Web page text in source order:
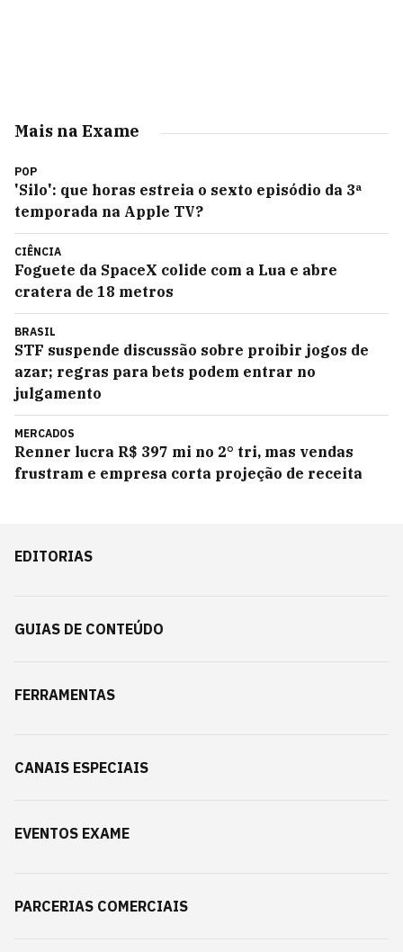
Mais na Exame
POP
'Silo': que horas estreia o sexto episódio da 3ª
temporada na Apple TV?
CIÊNCIA
Foguete da SpaceX colide com a Lua e abre
cratera de 18 metros
BRASIL
STF suspende discussão sobre proibir jogos de
azar; regras para bets podem entrar no
julgamento
MERCADOS
Renner lucra R$ 397 mi no 2° tri, mas vendas
frustram e empresa corta projeção de receita
EDITORIAS
GUIAS DE CONTEÚDO
FERRAMENTAS
CANAIS ESPECIAIS
EVENTOS EXAME
PARCERIAS COMERCIAIS